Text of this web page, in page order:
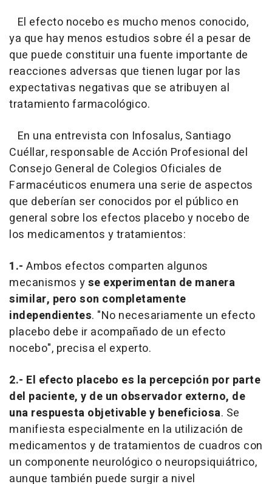
El efecto nocebo es mucho menos conocido,
ya que hay menos estudios sobre él a pesar de
que puede constituir una fuente importante de
reacciones adversas que tienen lugar por las
expectativas negativas que se atribuyen al
tratamiento farmacológico.
En una entrevista con Infosalus, Santiago
Cuéllar, responsable de Acción Profesional del
Consejo General de Colegios Oficiales de
Farmacéuticos enumera una serie de aspectos
que deberían ser conocidos por el público en
general sobre los efectos placebo y nocebo de
los medicamentos y tratamientos:
1.- Ambos efectos comparten algunos
mecanismos yse experimentan de manera
similar, pero son completamente
independientes. "No necesariamente un efecto
placebo debe ir acompañado de un efecto
nocebo", precisa el experto.
2.- El efecto placebo es la percepción por parte
del paciente, y de un observador externo, de
una respuesta objetivable y beneficiosa. Se
manifiesta especialmente en la utilización de
medicamentos y de tratamientos de cuadros con
un componente neurológico o neuropsiquiátrico,
aunque también puede surgir a nivel